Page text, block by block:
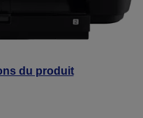
du produit